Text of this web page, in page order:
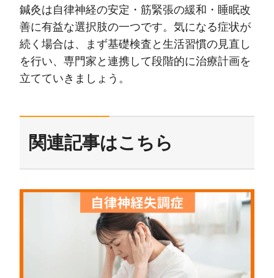
鍼灸は自律神経の安定・筋緊張の緩和・睡眠改
善に有益な選択肢の一つです。気になる症状が
続く場合は、まず基礎検査と生活習慣の見直し
を行い、専門家と連携して段階的に治療計画を
立てていきましょう。
関連記事はこちら